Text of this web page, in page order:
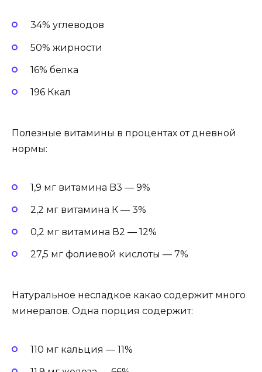
34% углеводов
50% жирности
16% белка
196 Ккал
Полезные витамины в процентах от дневной
нормы:
1,9 мг витамина B3 — 9%
2,2 мг витамина К — 3%
0,2 мг витамина В2 — 12%
27,5 мг фолиевой кислоты — 7%
Натуральное несладкое какао содержит много
минералов. Одна порция содержит:
110 мг кальция — 11%